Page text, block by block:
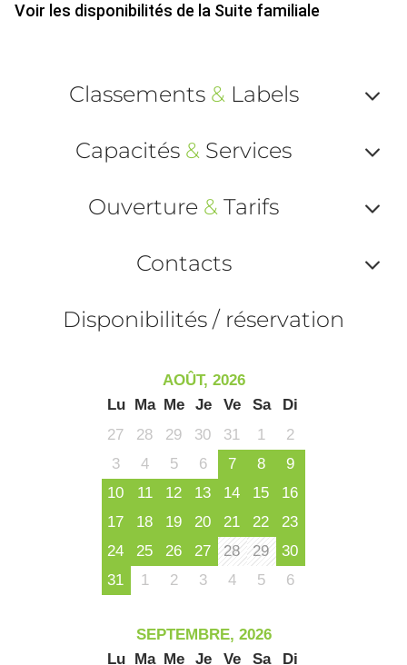
Voir les disponibilités de la Suite familiale
Classements &Labels
ou
Capacités & Services
ou
Ouverture & Tarifs
ou
Contacts
Disponibilités / réservation
AOÛT, 2026
Lu
Ma Me Je Ve Sa
Di
27
28 29 30 31 1
2
3
4 5 6 7 8
9
10
11 12 13 14 15
16
17
18 19 20 21 22
23
24
25 26 27 28 29
30
31
1 2 3 4 5 6
SEPTEMBRE, 2026
Lu
Ma Me Je Ve Sa Di